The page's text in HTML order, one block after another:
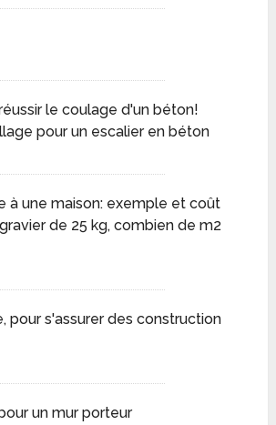
le coulage d'un béton!
pour un escalier en béton
à une maison: exemple et coût
de 25 kg, combien de m2
pour s'assurer des construction
un mur porteur